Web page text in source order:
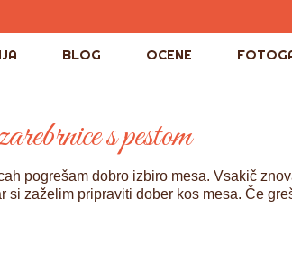
BLOG OCENE
s pestom
pogrešam dobro izbiro mesa. Vsakič
si zaželim pripraviti dober kos mesa. Če